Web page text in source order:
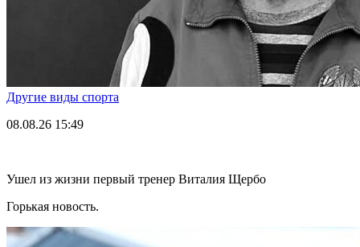
Другие виды спорта
08.08.26 15:49
Ушел из жизни первый тренер Виталия Щербо
Горькая новость.